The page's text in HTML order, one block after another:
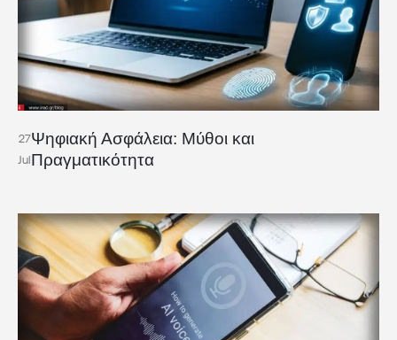
27
Jul
Ψηφιακή Ασφάλεια: Μύθοι και
Πραγματικότητα